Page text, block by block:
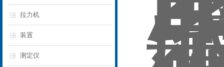
拉力机
装置
测定仪